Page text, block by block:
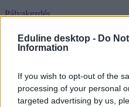
Eduline desktop - Do
Information
If you wish to opt-out of the
processing of your personal
targeted advertising by us,
Pályakezdés